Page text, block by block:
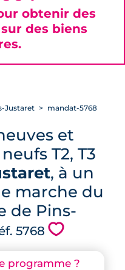
programme ?
Justaret mandat-5768
et
T2, T3
, à un
marche du
de Pins-
5768 💗
obtenir des
des biens